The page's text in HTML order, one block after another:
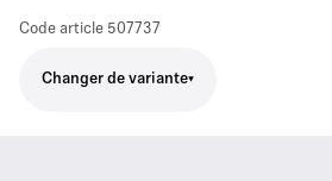
Code article 507737
Changer de variante